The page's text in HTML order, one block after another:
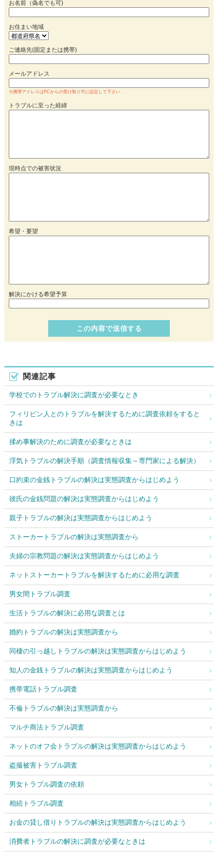
お名前（偽名でも可)
お住まい地域
ご連絡先(固定または携帯)
メールアドレス
※携帯アドレスはPCからの受け取り可に設定して下さい
トラブルに至った経緯
現時点での被害状況
希望・要望
解決にかける希望予算
関連記事
学校でのトラブル解決に調査が必要なとき
フィリピン人とのトラブルを解決するために調査依頼をすると
きは
揉め事解決のために調査が必要なときは
浮気トラブルの解決手順（調査情報収集～専門家による解決）
口約束の金銭トラブルの解決は実態調査からはじめよう
彼氏の金銭問題の解決は実態調査からはじめよう
親子トラブルの解決は実態調査からはじめよう
ストーカートラブルの解決は実態調査から
夫婦の宗教問題の解決は実態調査からはじめよう
ネットストーカートラブルを解決するために必用な調査
男女間トラブル調査
生活トラブルの解決に必用な調査とは
婚約トラブルの解決は実態調査から
同棲の引っ越しトラブルの解決は実態調査からはじめよう
知人の金銭トラブルの解決は実態調査からはじめよう
携帯電話トラブル調査
不倫トラブルの解決は実態調査から
マルチ商法トラブル調査
ネットのオフ会トラブルの解決は実態調査からはじめよう
盗撮被害トラブル調査
男女トラブル調査の依頼
相続トラブル調査
お金の貸し借りトラブルの解決は実態調査からはじめよう
消費者トラブルの解決に調査が必要なときは